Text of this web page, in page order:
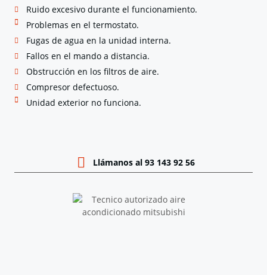
Ruido excesivo durante el funcionamiento.
Problemas en el termostato.
Fugas de agua en la unidad interna.
Fallos en el mando a distancia.
Obstrucción en los filtros de aire.
Compresor defectuoso.
Unidad exterior no funciona.
Llámanos al 93 143 92 56